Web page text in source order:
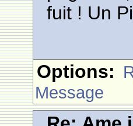
fuit ! Un
Options:
Message